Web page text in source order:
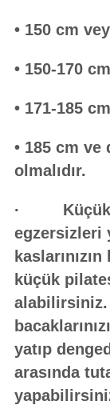
• 150 cm
• 150-170
• 171-185
• 185 cm ve
olmalıdır.
· Küçük
egzersizleri
küçük
yatıp
arasında